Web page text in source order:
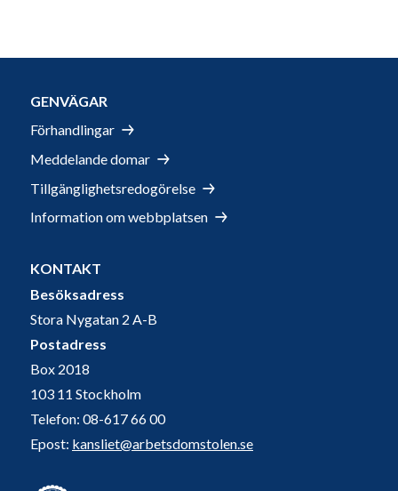
GENVÄGAR
Förhandlingar
Meddelande domar
Tillgänglighetsredogörelse
Information om webbplatsen
KONTAKT
Besöksadress
Stora Nygatan 2 A-B
Postadress
Box 2018
103 11 Stockholm
Telefon: 08-617 66 00
Epost: kansliet@arbetsdomstolen.se